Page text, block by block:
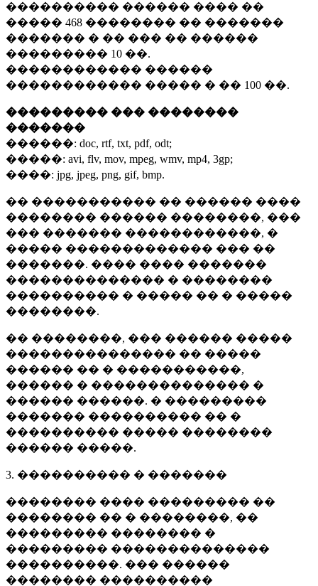
���������� ������ ���� ��
����� 468 �������� �� �������
������� � �� ��� �� ������
��������� 10 ��.
������������ ������
������������ ����� � �� 100 ��.
��������� ��� ��������
�������
������: doc, rtf, txt, pdf, odt;
�����: avi, flv, mov, mpeg, wmv, mp4, 3gp;
����: jpg, jpeg, png, gif, bmp.
�� ����������� �� ������ ����
�������� ������ ��������, ���
��� ������� ������������, �
����� ������������� ��� ��
�������. ���� ���� �������
�������������� � ��������
���������� � ����� �� � �����
��������.
�� ��������, ��� ������ �����
��������������� �� �����
������ �� � �����������,
������ � �������������� �
������ ������. � ���������
������� ���������� �� �
���������� ����� ��������
������ �����.
3. ���������� � �������
�������� ���� ��������� ��
�������� �� � ��������, ��
��������� �������� �
��������� ��������������
����������. ��� ������
�������� ����������